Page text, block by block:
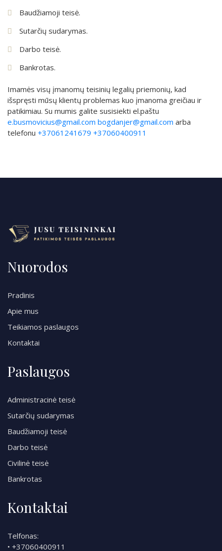
Baudžiamoji teisė.
Sutarčių sudarymas.
Darbo teisė.
Bankrotas.
Imamės visų įmanomų teisinių legalių priemonių, kad
išspręsti mūsų klientų problemas kuo įmanoma greičiau ir
patikimiau. Su mumis galite susisiekti el.paštu
e.busmovicius@gmail.com bogdanjer@gmail.com arba
telefonu +37061241679 +37060400911
Nuorodos
Pradinis
Apie mus
Teikiamos paslaugos
Kontaktai
Paslaugos
Administracinė teisė
Sutarčių sudarymas
Baudžiamoji teisė
Darbo teisė
Civilinė teisė
Bankrotas
Kontaktai
Telfonas:
• +37060400911